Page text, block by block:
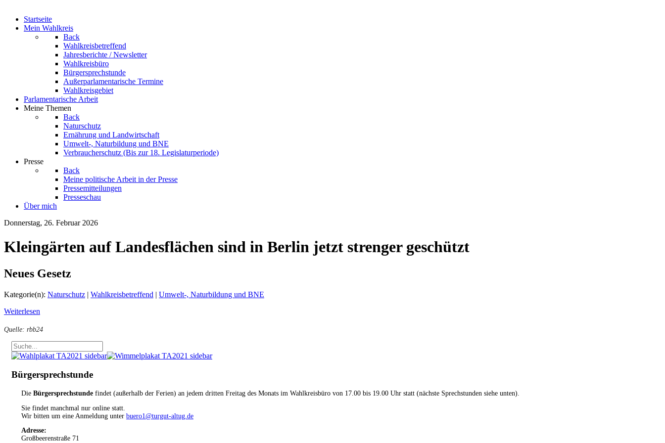
Startseite
Mein Wahlkreis
Back
Wahlkreisbetreffend
Jahresberichte / Newsletter
Wahlkreisbüro
Bürgersprechstunde
Außerparlamentarische Termine
Wahlkreisgebiet
Parlamentarische Arbeit
Meine Themen
Back
Naturschutz
Ernährung und Landwirtschaft
Umwelt-, Naturbildung und BNE
Verbraucherschutz (Bis zur 18. Legislaturperiode)
Presse
Back
Meine politische Arbeit in der Presse
Pressemitteilungen
Presseschau
Über mich
Donnerstag, 26. Februar 2026
Kleingärten auf Landesflächen sind in Berlin jetzt strenger geschützt
Neues Gesetz
Kategorie(n): Naturschutz | Wahlkreisbetreffend | Umwelt-, Naturbildung und BNE
Weiterlesen
Quelle: rbb24
Bürgersprechstunde
Die Bürgersprechstunde findet (außerhalb der Ferien) an jedem dritten Freitag des Monats im Wahlkreisbüro von 17.00 bis 19.00 Uhr statt (nächste Sprechstunden siehe unten).
Sie findet manchmal nur online statt.
Wir bitten um eine Anmeldung unter buero1@turgut-altug.de
Adresse:
Großbeerenstraße 71